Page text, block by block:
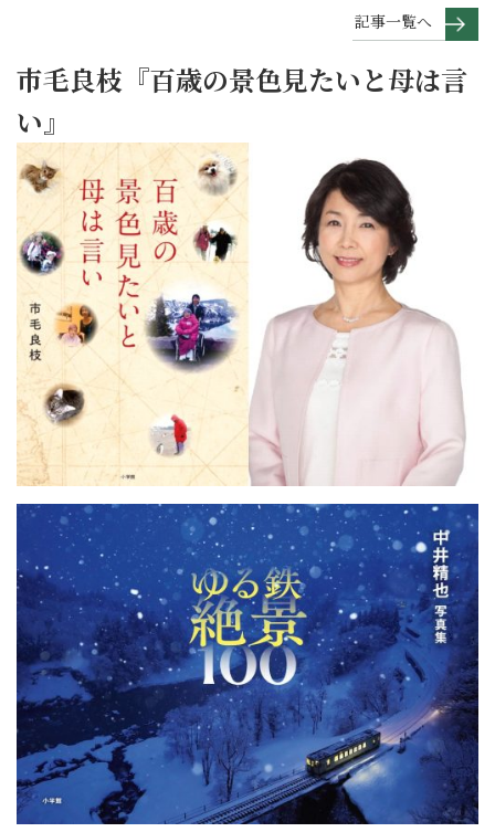
記事一覧へ
市毛良枝『百歳の景色見たいと母は言
い』